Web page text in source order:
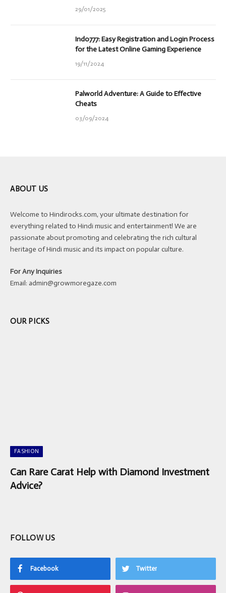
29/01/2025
Indo777: Easy Registration and Login Process
for the Latest Online Gaming Experience
19/11/2024
Palworld Adventure: A Guide to Effective
Cheats
03/09/2024
ABOUT US
Welcome to Hindirocks.com, your ultimate destination for
everything related to Hindi music and entertainment! We are
passionate about promoting and celebrating the rich cultural
heritage of Hindi music and its impact on popular culture.
For Any Inquiries
Email: admin@growmoregaze.com
OUR PICKS
FASHION
Can Rare Carat Help with Diamond Investment
Advice?
FOLLOW US
Facebook Twitter